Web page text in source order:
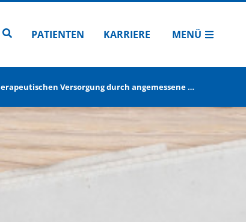
Zur Seitensuche
PATIENTEN KARRIERE MENÜ
Versorgung durch angemessene …